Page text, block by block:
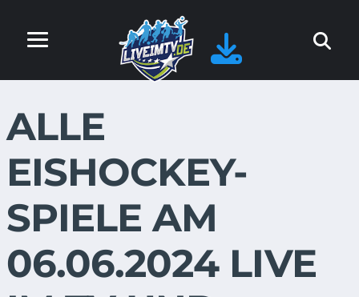
ALLE
EISHOCKEY-
SPIELE AM
06.06.2024 LIVE